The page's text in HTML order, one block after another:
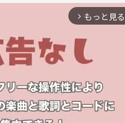
arrow_forward_ios もっと見る